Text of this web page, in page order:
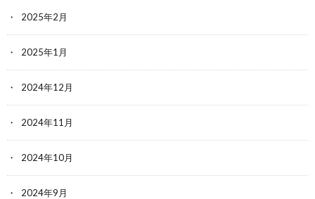
2025年2月
2025年1月
2024年12月
2024年11月
2024年10月
2024年9月